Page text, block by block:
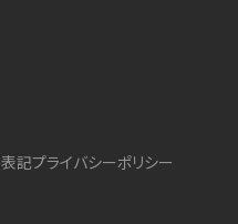
記プライバシーポリシー